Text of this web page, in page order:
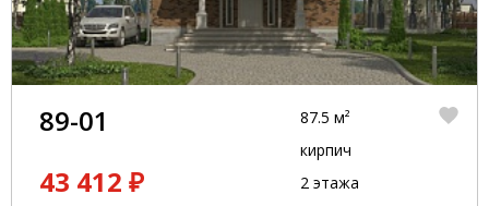
89-01
43 412 ₽
87.5 м²
кирпич
2 этажа